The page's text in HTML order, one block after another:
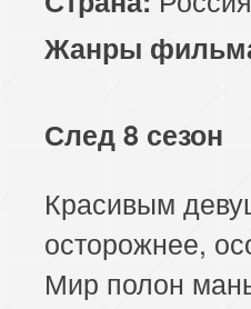
Жанры
След 8 сезон
Красивым
осторожнее,
Мир полон